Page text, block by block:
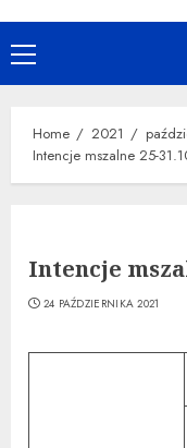
Primary
Menu
Home 2021
Intencje mszalne 25-
Intencje
24 PAŹDZIERNIKA 2021